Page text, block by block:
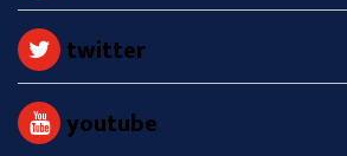
twitter
youtube